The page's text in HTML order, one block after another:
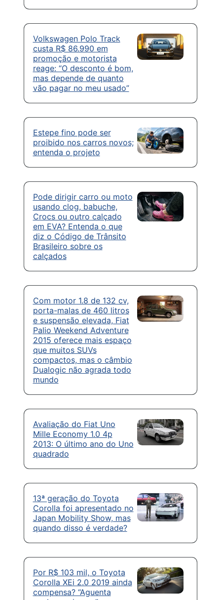
Volkswagen Polo Track
custa R$ 86.990 em
promoção e motorista
reage: “O desconto é bom,
mas depende de quanto
vão pagar no meu usado”
Estepe fino pode ser
proibido nos carros novos;
entenda o projeto
Pode dirigir carro ou moto
usando clog, babuche,
Crocs ou outro calçado
em EVA? Entenda o que
diz o Código de Trânsito
Brasileiro sobre os
calçados
Com motor 1.8 de 132 cv,
porta-malas de 460 litros
e suspensão elevada, Fiat
Palio Weekend Adventure
2015 oferece mais espaço
que muitos SUVs
compactos, mas o câmbio
Dualogic não agrada todo
mundo
Avaliação do Fiat Uno
Mille Economy 1.0 4p
2013: O último ano do Uno
quadrado
13ª geração do Toyota
Corolla foi apresentado no
Japan Mobility Show, mas
quando disso é verdade?
Por R$ 103 mil, o Toyota
Corolla XEi 2.0 2019 ainda
compensa? “Aguenta